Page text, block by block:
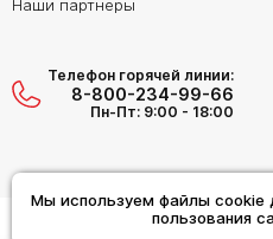
Мы используем файлы cookie
пользования
Наши партнеры
Телефон горячей линии:
8-800-234-99-66
Пн-Пт: 9:00 - 18:00